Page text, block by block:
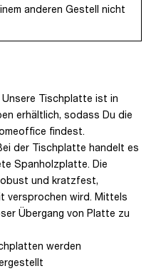
anderen Gestell nicht
Unsere Tischplatte ist in
erhältlich, sodass Du die
findest.
der Tischplatte handelt es
Spanholzplatte. Die
und kratzfest,
versprochen wird. Mittels
Übergang von Platte zu
werden